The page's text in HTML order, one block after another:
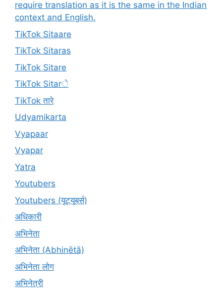
require translation as it is the same in the Indian
context and English.
TikTok Sitaare
TikTok Sitaras
TikTok Sitare
TikTok Sitarे
TikTok तारे
Udyamikarta
Vyapaar
Vyapar
Yatra
Youtubers
Youtubers (यूट्यूबर्स)
अधिकारी
अभिनेता
अभिनेता (Abhinētā)
अभिनेता लोग
अभिनेत्री